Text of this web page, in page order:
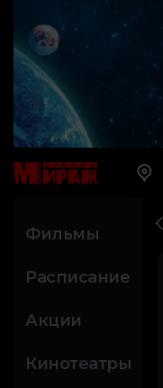
Фильмы
Расписание
Акции
Кинотеатры